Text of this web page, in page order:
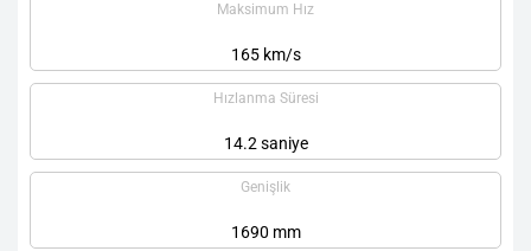
Maksimum Hız
165 km/s
Hızlanma Süresi
14.2 saniye
Genişlik
1690 mm